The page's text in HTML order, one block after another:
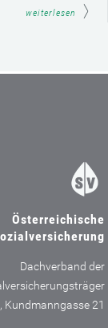
weiterlesen
Österreichische
Dachverband der
Kundmanngasse 21